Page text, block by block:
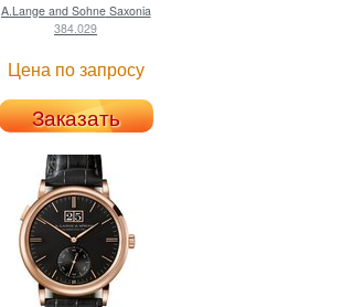
A.Lange and SohneSaxonia
384.029
Цена по запросу
Заказать